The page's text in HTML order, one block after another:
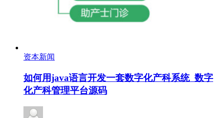
资本新闻
如何用java语言开发一套数字化产科系统 数字
化产科管理平台源码